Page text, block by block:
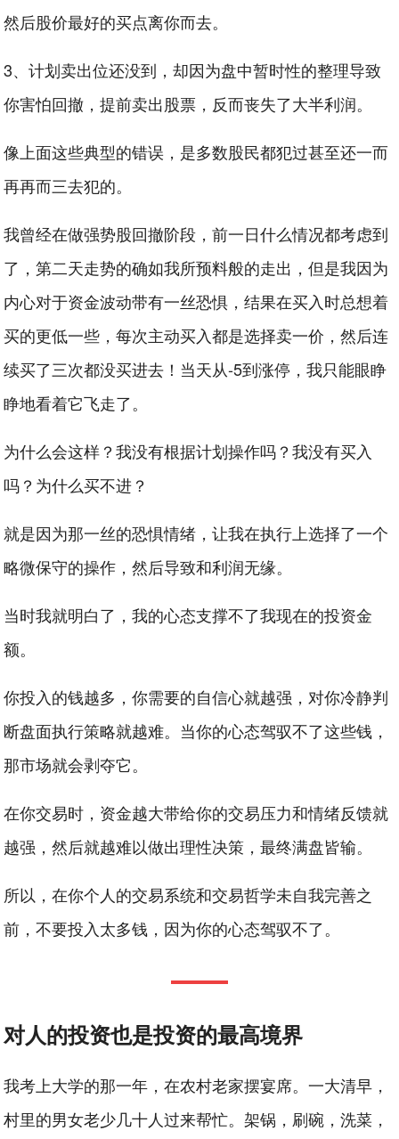
然后股价最好的买点离你而去。
3、计划卖出位还没到，却因为盘中暂时性的整理导致
你害怕回撤，提前卖出股票，反而丧失了大半利润。
像上面这些典型的错误，是多数股民都犯过甚至还一而
再再而三去犯的。
我曾经在做强势股回撤阶段，前一日什么情况都考虑到
了，第二天走势的确如我所预料般的走出，但是我因为
内心对于资金波动带有一丝恐惧，结果在买入时总想着
买的更低一些，每次主动买入都是选择卖一价，然后连
续买了三次都没买进去！当天从-5到涨停，我只能眼睁
睁地看着它飞走了。
为什么会这样？我没有根据计划操作吗？我没有买入
吗？为什么买不进？
就是因为那一丝的恐惧情绪，让我在执行上选择了一个
略微保守的操作，然后导致和利润无缘。
当时我就明白了，我的心态支撑不了我现在的投资金
额。
你投入的钱越多，你需要的自信心就越强，对你冷静判
断盘面执行策略就越难。当你的心态驾驭不了这些钱，
那市场就会剥夺它。
在你交易时，资金越大带给你的交易压力和情绪反馈就
越强，然后就越难以做出理性决策，最终满盘皆输。
所以，在你个人的交易系统和交易哲学未自我完善之
前，不要投入太多钱，因为你的心态驾驭不了。
对人的投资也是投资的最高境界
我考上大学的那一年，在农村老家摆宴席。一大清早，
村里的男女老少几十人过来帮忙。架锅，刷碗，洗菜，